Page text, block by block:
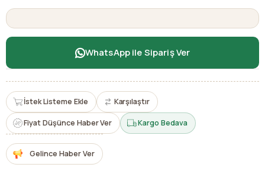
WhatsApp ile Sipariş Ver
İstek Listeme Ekle Karşılaştır
Fiyat Düşünce Haber Ver Kargo Bedava
Gelince Haber Ver